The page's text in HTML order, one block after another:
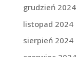
grudzień 2024
listopad 2024
sierpień 2024